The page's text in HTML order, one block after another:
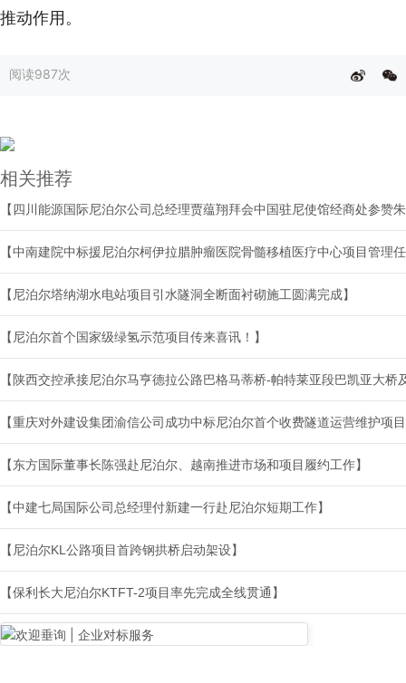
推动作用。
阅读987次
相关推荐
【中南建院中标援尼泊尔柯伊拉腊肿瘤医院骨髓移植医疗中心项目管理
【尼泊尔塔纳湖水电站项目引水隧洞全断面衬砌施工圆满完成】
【尼泊尔首个国家级绿氢示范项目传来喜讯！】
【重庆对外建设集团渝信公司成功中标尼泊尔首个收费隧道运营维护项
【东方国际董事长陈强赴尼泊尔、越南推进市场和项目履约工作】
【中建七局国际公司总经理付新建一行赴尼泊尔短期工作】
【尼泊尔KL公路项目首跨钢拱桥启动架设】
【保利长大尼泊尔KTFT-2项目率先完成全线贯通】